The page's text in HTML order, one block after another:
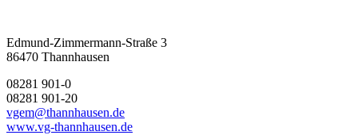
Edmund-Zimmermann-Straße 3
86470 Thannhausen
08281 901-0
08281 901-20
vgem@thannhausen.de
www.vg-thannhausen.de